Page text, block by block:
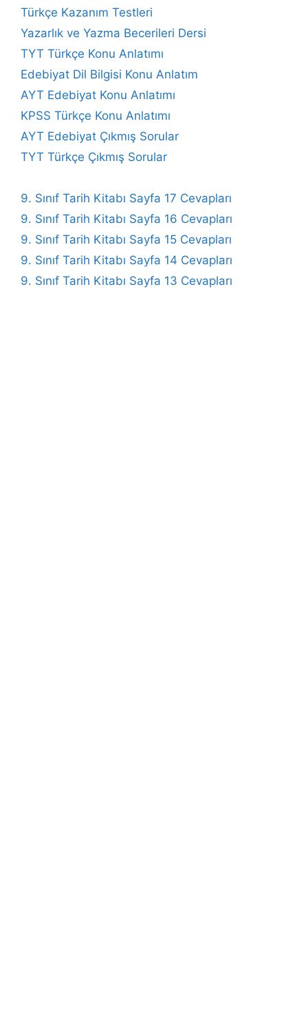
Türkçe Kazanım Testleri
Yazarlık ve Yazma Becerileri Dersi
TYT Türkçe Konu Anlatımı
Edebiyat Dil Bilgisi Konu Anlatım
AYT Edebiyat Konu Anlatımı
KPSS Türkçe Konu Anlatımı
AYT Edebiyat Çıkmış Sorular
TYT Türkçe Çıkmış Sorular
9. Sınıf Tarih Kitabı Sayfa 17 Cevapları
9. Sınıf Tarih Kitabı Sayfa 16 Cevapları
9. Sınıf Tarih Kitabı Sayfa 15 Cevapları
9. Sınıf Tarih Kitabı Sayfa 14 Cevapları
9. Sınıf Tarih Kitabı Sayfa 13 Cevapları